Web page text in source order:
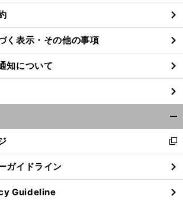
く表示・その他の事項
知について
閉
る
新
し
い
ウ
ィ
ガイドライン
Guideline